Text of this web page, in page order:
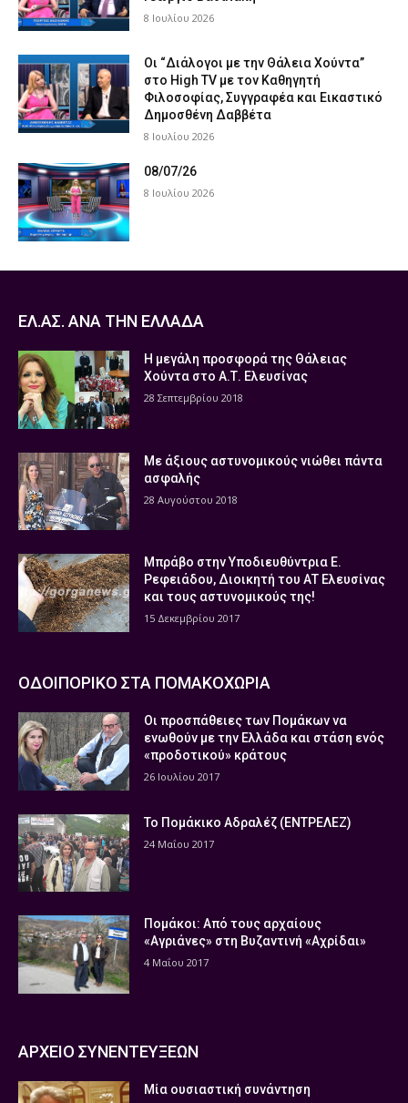
8 Ιουλίου 2026
Οι “Διάλογοι με την Θάλεια Χούντα”
στο High TV με τον Καθηγητή
Φιλοσοφίας, Συγγραφέα και Εικαστικό
Δημοσθένη Δαββέτα
8 Ιουλίου 2026
08/07/26
8 Ιουλίου 2026
ΕΛ.ΑΣ. ΑΝΑ ΤΗΝ ΕΛΛΑΔΑ
Η μεγάλη προσφορά της Θάλειας
Χούντα στο Α.Τ. Ελευσίνας
28 Σεπτεμβρίου 2018
Με άξιους αστυνομικούς νιώθει πάντα
ασφαλής
28 Αυγούστου 2018
Μπράβο στην Υποδιευθύντρια Ε.
Ρεφειάδου, Διοικητή του ΑΤ Ελευσίνας
και τους αστυνομικούς της!
15 Δεκεμβρίου 2017
ΟΔΟΙΠΟΡΙΚΟ ΣΤΑ ΠΟΜΑΚΟΧΩΡΙΑ
Οι προσπάθειες των Πομάκων να
ενωθούν με την Ελλάδα και στάση ενός
«προδοτικού» κράτους
26 Ιουλίου 2017
Το Πομάκικο Αδραλέζ (ΕΝΤΡΕΛΕΖ)
24 Μαΐου 2017
Πομάκοι: Από τους αρχαίους
«Αγριάνες» στη Βυζαντινή «Αχρίδαι»
4 Μαΐου 2017
ΑΡΧΕΙΟ ΣΥΝΕΝΤΕΥΞΕΩΝ
Μία ουσιαστική συνάντηση